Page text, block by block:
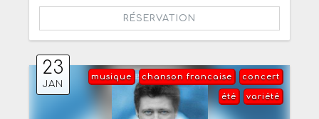
RÉSERVATION
23
JAN
concert
chanson francaise
musique
variété
été